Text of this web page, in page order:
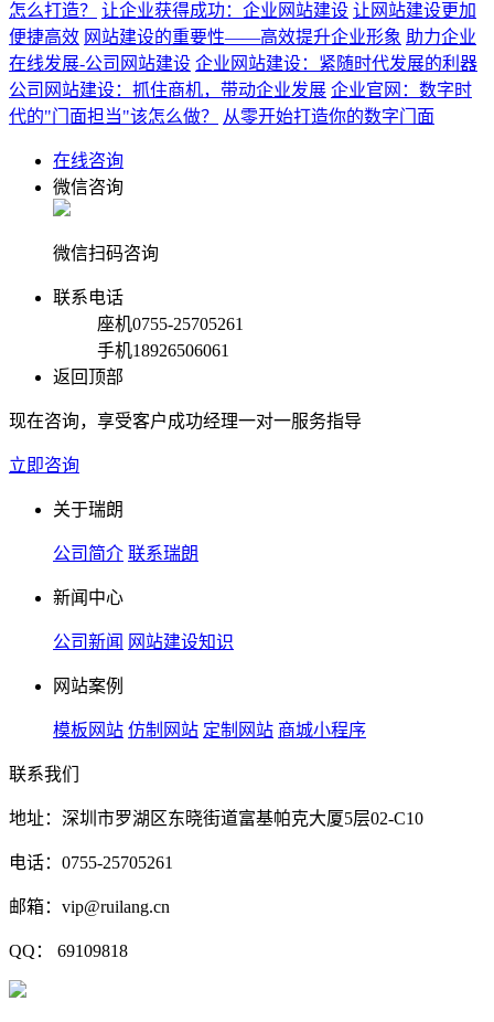
怎么打造？
让企业获得成功：企业网站建设 让网站建设更加
便捷高效 网站建设的重要性——高效提升企业形象 助力企业
在线发展-公司网站建设 企业网站建设：紧随时代发展的利器
公司网站建设：抓住商机，带动企业发展 企业官网：数字时
代的"门面担当"该怎么做？
从零开始打造你的数字门面
在线咨询
微信咨询
微信扫码咨询
联系电话
座机0755-25705261
手机18926506061
返回顶部
现在咨询，享受客户成功经理一对一服务指导
立即咨询
关于瑞朗
公司简介 联系瑞朗
新闻中心
公司新闻 网站建设知识
网站案例
模板网站 仿制网站 定制网站 商城小程序
联系我们
地址：深圳市罗湖区东晓街道富基帕克大厦5层02-C10
电话：0755-25705261
邮箱：vip@ruilang.cn
QQ： 69109818